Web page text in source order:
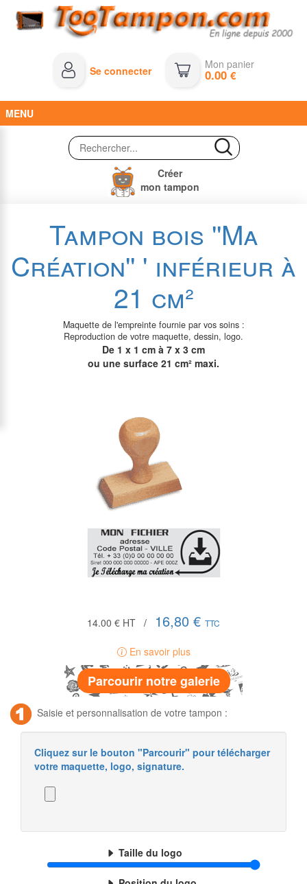
Se connecter Mon panier
0.00€
MENU
Créer
mon tampon
Tampon bois ''Ma
Création'' ' inférieur à
21 cm²
Maquette de l'empreinte fournie par vos soins :
Reproduction de votre maquette, dessin, logo.
De 1 x 1 cm à 7 x 3 cm
ou une surface 21 cm² maxi.
14.00 € HT / 16,80 € TTC
En savoir plus
Parcourir notre galerie
Saisie et personnalisation de votre tampon :
Cliquez sur le bouton "Parcourir" pour télécharger
votre maquette, logo, signature.
Taille du logo